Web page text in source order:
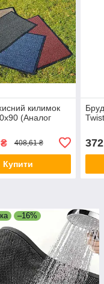
килимок
(Аналог
408,61 ₴
Купити
–16%